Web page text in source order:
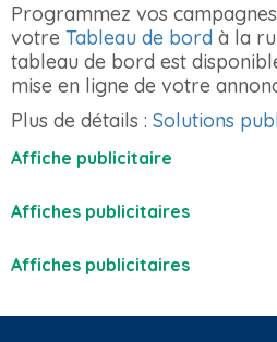
Programmez vos
votre Tableau de bord à la
tableau de bord est
mise en ligne de votre
Plus de détails : Solutions
Affiche publicitaire
Affiches publicitaires
Affiches publicitaires